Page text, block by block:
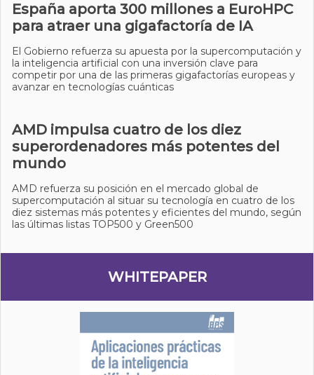
España aporta 300 millones a EuroHPC
para atraer una gigafactoría de IA
El Gobierno refuerza su apuesta por la supercomputación y
la inteligencia artificial con una inversión clave para
competir por una de las primeras gigafactorías europeas y
avanzar en tecnologías cuánticas
AMD impulsa cuatro de los diez
superordenadores más potentes del
mundo
AMD refuerza su posición en el mercado global de
supercomputación al situar su tecnología en cuatro de los
diez sistemas más potentes y eficientes del mundo, según
las últimas listas TOP500 y Green500
WHITEPAPER